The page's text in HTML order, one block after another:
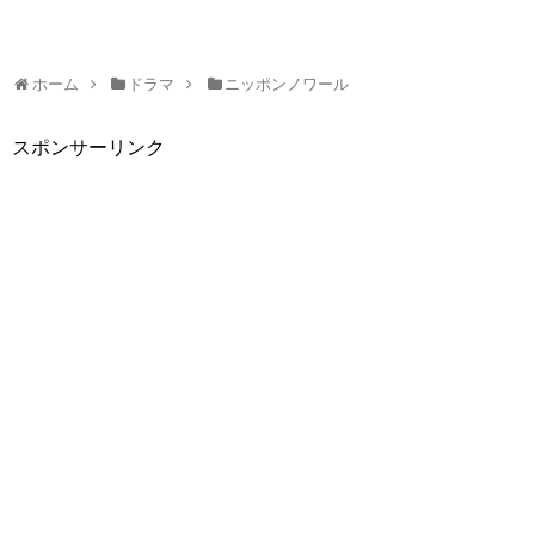
ホーム ドラマ ニッポンノワール
スポンサーリンク